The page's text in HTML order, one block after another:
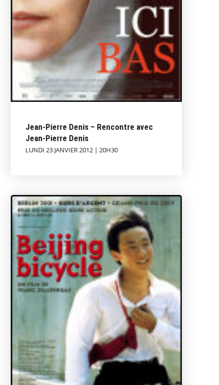
Jean-Pierre Denis – Rencontre avec
Jean-Pierre Denis
LUNDI 23 JANVIER 2012 | 20H30